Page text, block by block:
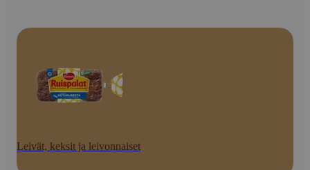
Leivät, keksit ja leivonnaiset